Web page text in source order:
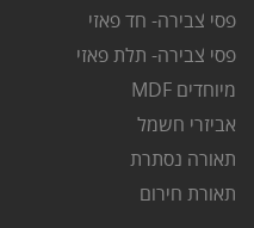
פסי צבירה- חד פאזי
פסי צבירה- תלת פאזי
מיוחדים MDF
אביזרי חשמל
תאורה נסתרת
תאורת חירום